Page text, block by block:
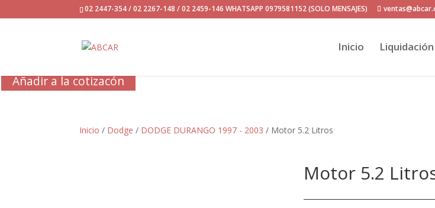
02 2447-354 / 02 2267-148 / 02 2459-146 WHATSAPP 0979581152 (SOLO MENSAJES)
Inicio Liquidación
Añadir a la cotizacón
Inicio / Dodge / DODGE DURANGO 1997 - 2003 / Motor 5.2 Litros
Motor 5.2